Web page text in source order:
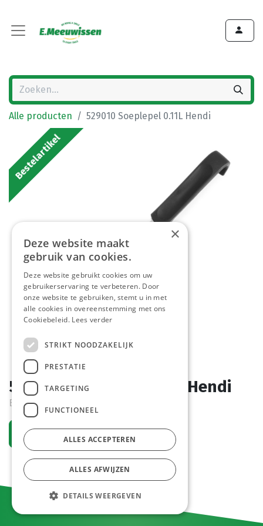
Alle producten 529010 Soeplepel 0.11L Hendi
Bestelartikel
529010 Soeplepel 0.11L Hendi
Bestelartikel
Vraag een account aan
×
Deze website maakt
gebruik van cookies.
Deze website gebruikt cookies om uw
gebruikerservaring te verbeteren. Door
onze website te gebruiken, stemt u in met
alle cookies in overeenstemming met ons
Cookiebeleid. Lees verder
STRIKT NOODZAKELIJK
PRESTATIE
TARGETING
FUNCTIONEEL
ALLES ACCEPTEREN
ALLES AFWIJZEN
DETAILS WEERGEVEN